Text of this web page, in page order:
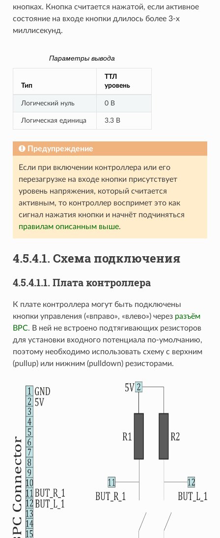
кнопках. Кнопка считается нажатой, если активное
состояние на входе кнопки длилось более 3-х
миллисекунд.
Параметры вывода
Тип
ТТЛ
уровень
Логический нуль 0 В
Логическая единица 3.3 В
Предупреждение
Если при включении контроллера или его
перезагрузке на входе кнопки присутствует
уровень напряжения, который считается
активным, то контроллер воспримет это как
сигнал нажатия кнопки и начнёт подчиняться
правилам описанным выше.
4.5.4.1. Схема подключения
4.5.4.1.1. Плата контроллера
К плате контроллера могут быть подключены
кнопки управления («вправо», «влево») через разъём
BPC. В ней не встроено подтягивающих резисторов
для установки входного потенциала по-умолчанию,
поэтому необходимо использовать схему с верхним
(pullup) или нижним (pulldown) резисторами.